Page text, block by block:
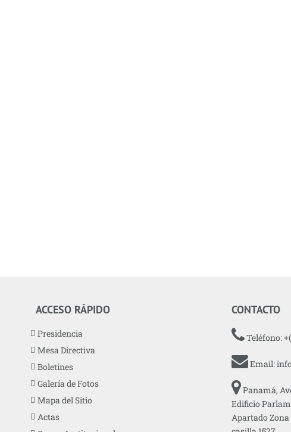
ACCESO RÁPIDO
Presidencia
Mesa Directiva
Boletines
Galería de Fotos
Mapa del Sitio
Actas
CONTACTO
Teléfono:
Email:
Panamá,
Edificio
Apartado Zona